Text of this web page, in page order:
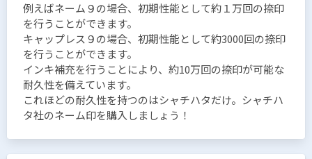
例えばネーム９の場合、初期性能として約１万回の捺印
を行うことができます。
キャップレス９の場合、初期性能として約3000回の捺印
を行うことができます。
インキ補充を行うことにより、約10万回の捺印が可能な
耐久性を備えています。
これほどの耐久性を持つのはシャチハタだけ。シャチハ
タ社のネーム印を購入しましょう！